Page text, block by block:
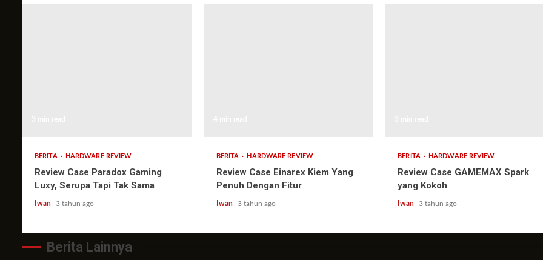
BERITA HARDWARE REVIEW
Review Case Paradox Gaming
Luxy, Serupa Tapi Tak Sama
Iwan 3 tahun ago
BERITA HARDWARE REVIEW
Review Case Einarex Kiem Yang
Penuh Dengan Fitur
Iwan 3 tahun ago
BERITA HARDWARE REVIEW
Review Case GAMEMAX Spark
yang Kokoh
Iwan 3 tahun ago
Berita Lainnya